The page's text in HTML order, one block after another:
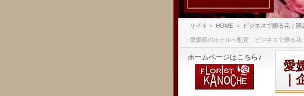
サイト » HOME » ビジネスで贈る花｜
愛媛県のホテルへ配送 ビジネスで贈る花
愛
｜
ホームページはこちら♪